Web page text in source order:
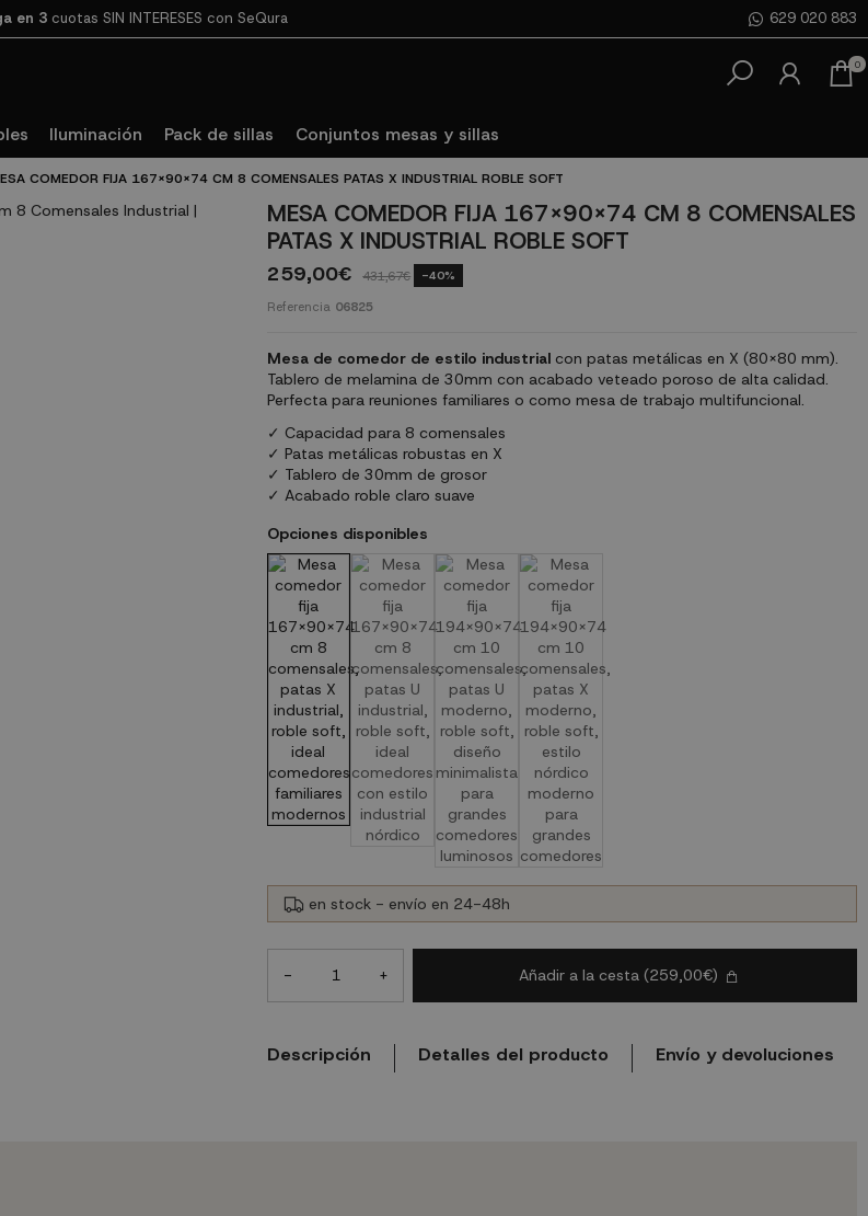
en 3 cuotas SIN INTERESES con SeQura 629 020 883
0
Iluminación Pack de sillas Conjuntos mesas y sillas
COMEDOR FIJA 167X90X74 CM 8 COMENSALES PATAS X INDUSTRIAL ROBLE SOFT
MESA COMEDOR FIJA 167X90X74 CM 8 COMENSALES
PATAS X INDUSTRIAL ROBLE SOFT
259,00€ 431,67€ -40%
Referencia 06825
Mesa de comedor de estilo industrialcon patas metálicas en X (80x80 mm).
Tablero de melamina de 30mm con acabado veteado poroso de alta calidad.
Perfecta para reuniones familiares o como mesa de trabajo multifuncional.
✓ Capacidad para 8 comensales
✓ Patas metálicas robustas en X
✓ Tablero de 30mm de grosor
✓ Acabado roble claro suave
Opciones disponibles
en stock - envío en 24-48h
- + Añadir a la cesta(259,00€)
Descripción Detalles del producto Envío y devoluciones